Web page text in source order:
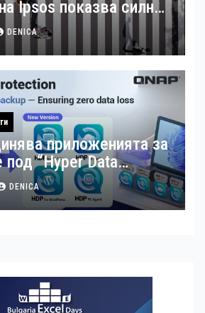
Ipsos показва силна
гъвкавата заетост и
в България
DENICA
приложенията за
под “Hyper Data
DENICA